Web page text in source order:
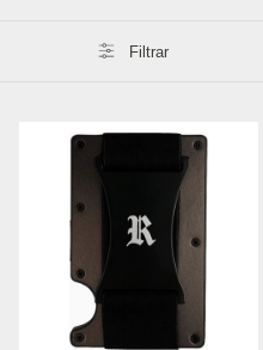
Filtrar